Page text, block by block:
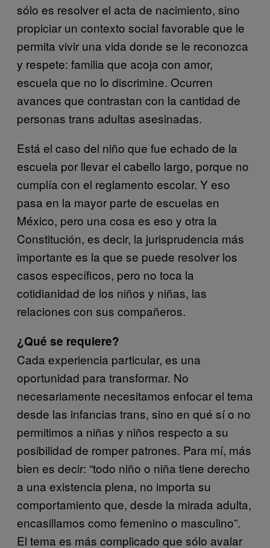
sólo es resolver el acta de nacimiento, sino
propiciar un contexto social favorable que le
permita vivir una vida donde se le reconozca
y respete: familia que acoja con amor,
escuela que no lo discrimine. Ocurren
avances que contrastan con la cantidad de
personas trans adultas asesinadas.
Está el caso del niño que fue echado de la
escuela por llevar el cabello largo, porque no
cumplía con el reglamento escolar. Y eso
pasa en la mayor parte de escuelas en
México, pero una cosa es eso y otra la
Constitución, es decir, la jurisprudencia más
importante es la que se puede resolver los
casos específicos, pero no toca la
cotidianidad de los niños y niñas, las
relaciones con sus compañeros.
¿Qué se requiere?
Cada experiencia particular, es una
oportunidad para transformar. No
necesariamente necesitamos enfocar el tema
desde las infancias trans, sino en qué sí o no
permitimos a niñas y niños respecto a su
posibilidad de romper patrones. Para mí, más
bien es decir: “todo niño o niña tiene derecho
a una existencia plena, no importa su
comportamiento que, desde la mirada adulta,
encasillamos como femenino o masculino”.
El tema es más complicado que sólo avalar